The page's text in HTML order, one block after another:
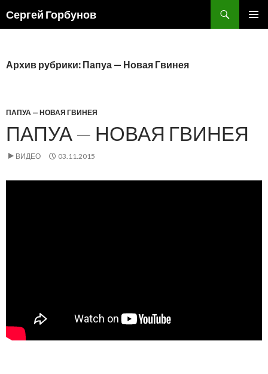
Сергей Горбунов
Архив рубрики: Папуа — Новая Гвинея
ПАПУА — НОВАЯ ГВИНЕЯ
ПАПУА — НОВАЯ ГВИНЕЯ
ВИДЕО 03.11.2015